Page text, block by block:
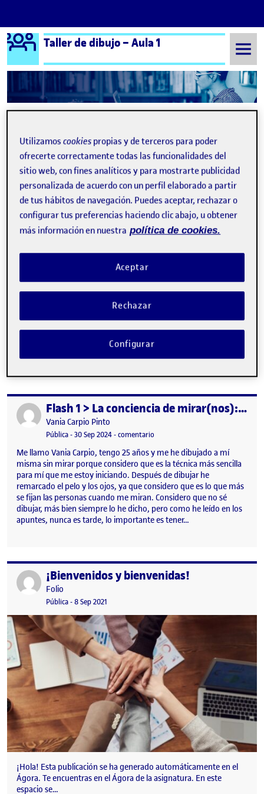
Saltar al contenido
Logo Ágora
Taller de dibujo – Aula 1
Semestre 20241 - Aula 1
Publicado porEntrega Parcial PEC1
Ana Gutiérrez Velázquez
Visibilidad:
Pública - Fecha de publicación
3 Oct 2024-1 comentarioen Entrega Parcial PEC1
Para esta actividad he seleccionado el dibujo de El Ángel Caído de
Publicado por Flash 1 > La conciencia de mirar(nos): El autorretrato
Publicado por
Vania Carpio Pinto
Visibilidad:
Pública-Fecha de publicación
30 Sep 2024-comentario
Me llamo Vania Carpio, tengo 25 años y me he dibujado a mí
misma sin mirar porque considero que es la técnica más sencilla
para mí que me estoy iniciando. Después de dibujar he
remarcado el pelo y los ojos, ya que considero que es lo que más
se fijan las personas cuando me miran. Considero que no sé
dibujar, más bien siempre lo he dicho, pero como he leído en los
apuntes, nunca es tarde, lo importante es tener…
Publicado por¡Bienvenidos y bienvenidas!
Publicado por
Folio
Visibilidad:
Pública-Fecha de publicación
8 Sep 2021
¡Hola! Esta publicación se ha generado automáticamente en el
Ágora. Te encuentras en el Ágora de la asignatura. En este
espacio se…
Utilizamoscookies propias y de terceros para poder
ofrecerte correctamente todas las funcionalidades del
sitio web, con fines analíticos y para mostrarte publicidad
personalizada de acuerdo con un perfil elaborado a partir
de tus hábitos de navegación. Puedes aceptar, rechazar o
configurar tus preferencias haciendo clic abajo, u obtener
más información en nuestra política de cookies.
Rechazar
Aceptar
Configurar